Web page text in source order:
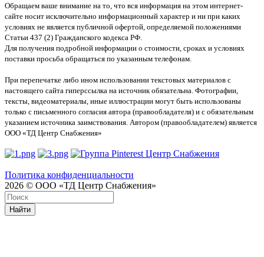
Обращаем ваше внимание на то, что вся информация на этом интернет-
сайте носит исключительно информационный характер и ни при каких
условиях не является публичной офертой, определяемой положениями
Статьи 437 (2) Гражданского кодекса РФ.
Для получения подробной информации о стоимости, сроках и условиях
поставки просьба обращаться по указанным телефонам.
При перепечатке либо ином использовании текстовых материалов с
настоящего сайта гиперссылка на источник обязательна. Фотографии,
тексты, видеоматериалы, иные иллюстрации могут быть использованы
только с письменного согласия автора (правообладателя) и с обязательным
указанием источника заимствования. Автором (правообладателем) является
ООО «ТД Центр Снабжения»
Политика конфиденциальности
2026 © ООО «ТД Центр Снабжения»
Найти